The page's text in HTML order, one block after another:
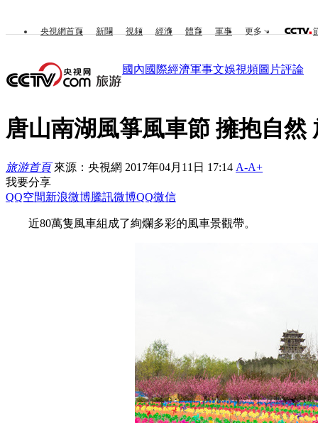
央視網首頁 新聞 視頻 經濟 體育 軍事 更多
國內國際經濟軍事文娛視頻圖片評論
唐山南湖風箏風車節 擁抱自然
旅游首頁 來源：央視網 2017年04月11日 17:14 A-A+
我要分享
QQ空間新浪微博騰訊微博QQ微信
近80萬隻風車組成了絢爛多彩的風車景觀帶。